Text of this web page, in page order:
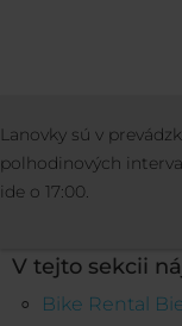
Slovenčina
V tejto sekcii
Bike Rental
Lanovky sú v
polhodinových
ide o 17:00.